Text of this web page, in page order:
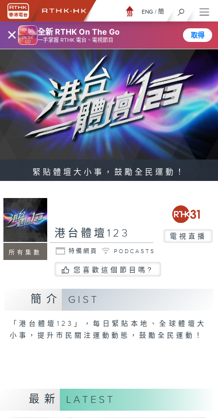
× 全新 RTHK On The Go
一手掌握 RTHK 電台、電視節目
取得
ENG / 簡
緊貼體壇大小事，鼓勵全民運動！
所有集數
港台體壇123 電視直播
特備網頁 PODCASTS
您喜歡這個節目嗎?
簡介 GIST
「港台體壇123」，每日緊貼本地、全球體壇大
小事，提升市民關注運動動態，鼓勵全民運動！
最新 LATEST